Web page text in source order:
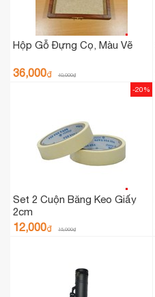
Hộp Gỗ Đựng Cọ, Màu Vẽ
36,000₫ 40,000₫
Set 2 Cuộn Băng Keo Giấy
2cm
12,000₫ 15,000₫
-20%